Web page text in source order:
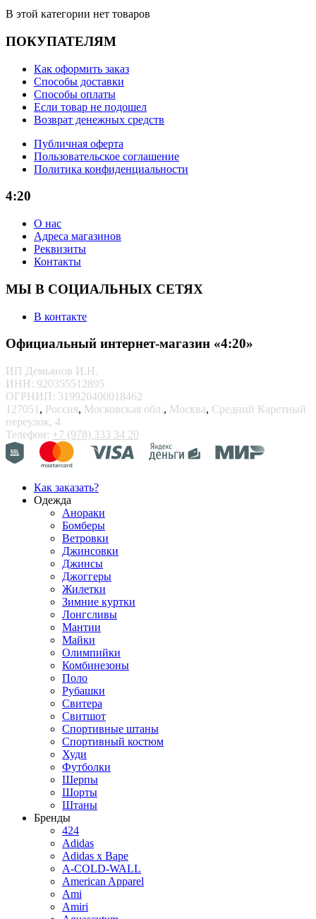
В этой категории нет товаров
ПОКУПАТЕЛЯМ
Как оформить заказ
Способы доставки
Способы оплаты
Если товар не подошел
Возврат денежных средств
Публичная оферта
Пользовательское соглашение
Политика конфиденциальности
4:20
О нас
Адреса магазинов
Реквизиты
Контакты
МЫ В СОЦИАЛЬНЫХ СЕТЯХ
В контакте
Официальный интернет-магазин «4:20»
ИП Демьянов И.Н.
ИНН: 920355512895
ОГРНИП: 319920400018462
127051 , Россия, Московская обл., Москва, Средний Каретный
переулок, 4
Телефон: +7 (978) 333 34 20
Как заказать?
Одежда
Анораки
Бомберы
Ветровки
Джинсовки
Джинсы
Джоггеры
Жилетки
Зимние куртки
Лонгсливы
Мантии
Майки
Олимпийки
Комбинезоны
Поло
Рубашки
Свитера
Свитшот
Спортивные штаны
Спортивный костюм
Худи
Футболки
Шерпы
Шорты
Штаны
Бренды
424
Adidas
Adidas x Bape
A-COLD-WALL
American Apparel
Ami
Amiri